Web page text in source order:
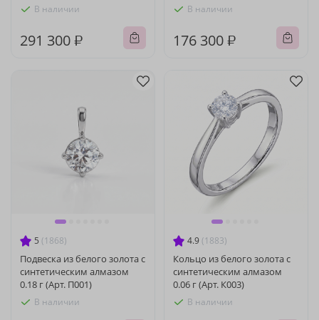
В наличии
291 300 ₽
В наличии
176 300 ₽
5 (1868)
Подвеска из белого золота с
синтетическим алмазом
0.18 г (Арт. П001)
В наличии
4.9 (1883)
Кольцо из белого золота с
синтетическим алмазом
0.06 г (Арт. К003)
В наличии